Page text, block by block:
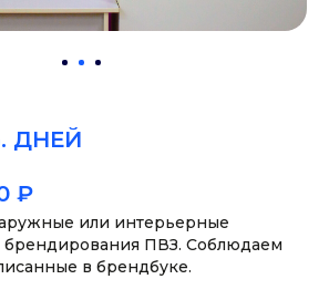
ДНЕЙ
₽
или интерьерные
брендирования ПВЗ. Соблюдаем
в брендбуке.